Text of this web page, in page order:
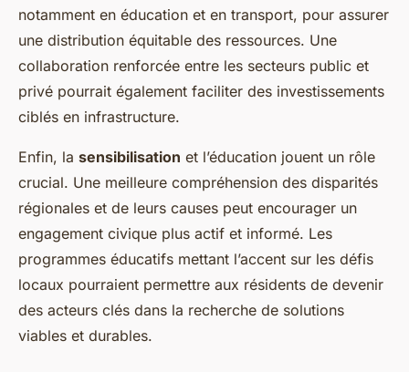
notamment en éducation et en transport, pour assurer
une distribution équitable des ressources. Une
collaboration renforcée entre les secteurs public et
privé pourrait également faciliter des investissements
ciblés en infrastructure.
Enfin, la sensibilisation et l’éducation jouent un rôle
crucial. Une meilleure compréhension des disparités
régionales et de leurs causes peut encourager un
engagement civique plus actif et informé. Les
programmes éducatifs mettant l’accent sur les défis
locaux pourraient permettre aux résidents de devenir
des acteurs clés dans la recherche de solutions
viables et durables.